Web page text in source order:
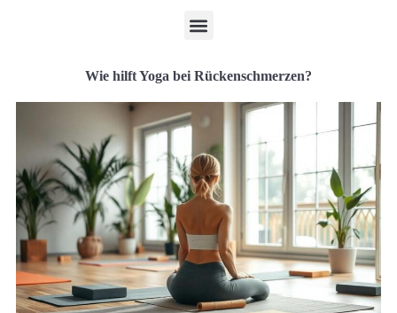
Wie hilft Yoga bei Rückenschmerzen?